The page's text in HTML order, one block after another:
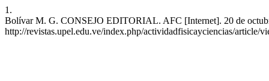
1.
Bolívar M. G. CONSEJO EDITORIAL. AFC [Internet]. 20 de
http://revistas.upel.edu.ve/index.php/actividadfisicayciencias/article/